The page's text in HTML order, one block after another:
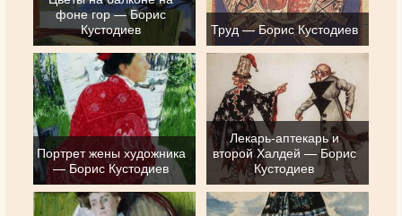
фоне гор — Борис
Кустодиев
Труд — Борис Кустодиев
Портрет жены художника
— Борис Кустодиев
Лекарь-аптекарь и
второй Халдей — Борис
Кустодиев